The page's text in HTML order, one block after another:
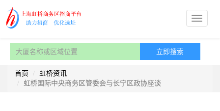
首页
虹桥资讯
虹桥国际中央商务区管委会与长宁区政协座谈